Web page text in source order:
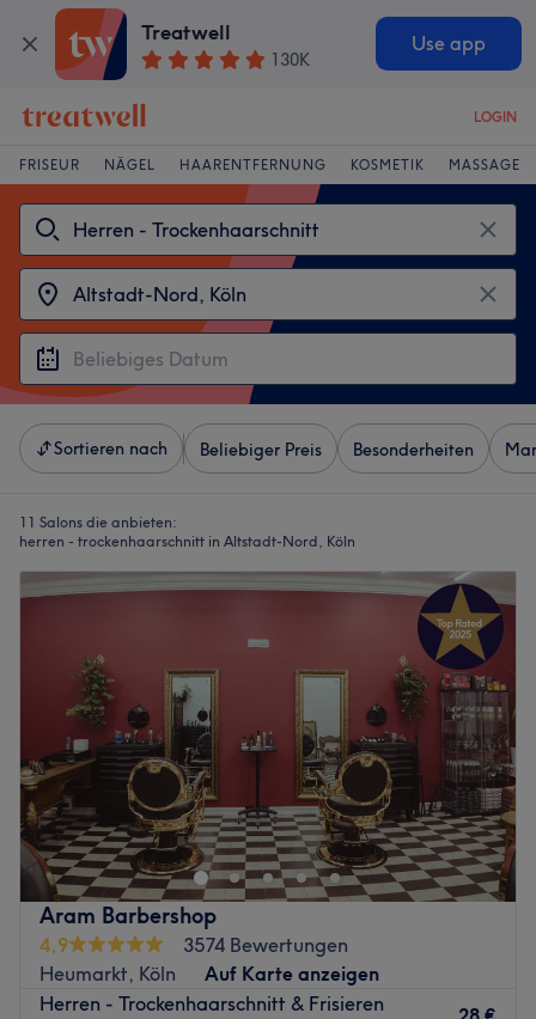
Treatwell
130K
Use app
LOGIN
FRISEUR NÄGEL HAARENTFERNUNG KOSMETIK MASSAGE
Sortieren nach Beliebiger Preis Besonderheiten
11 Salons die anbieten:
herren - trockenhaarschnitt in Altstadt-Nord, Köln
Aram Barbershop
4,9
3574 Bewertungen
Heumarkt, Köln
Auf Karte anzeigen
Herren - Trockenhaarschnitt & Frisieren